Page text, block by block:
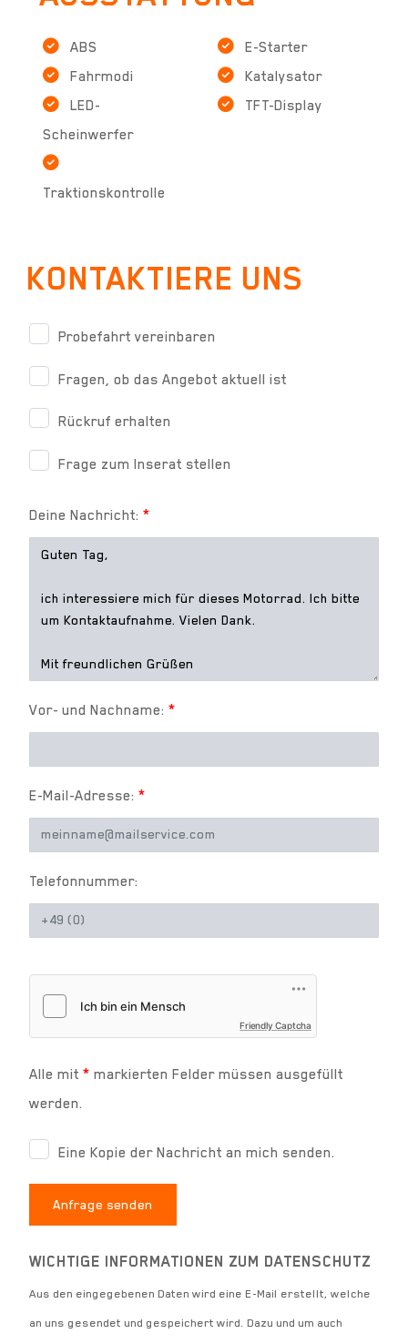
ABS
E-Starter
Fahrmodi
Katalysator
LED-
Scheinwerfer
TFT-Display
Traktionskontrolle
KONTAKTIERE UNS
Probefahrt vereinbaren
Fragen, ob das Angebot aktuell ist
Rückruf erhalten
Frage zum Inserat stellen
Deine Nachricht: *
Vor- und Nachname: *
E-Mail-Adresse: *
Telefonnummer:
Friendly Captcha
Alle mit * markierten Felder müssen ausgefüllt
werden.
Eine Kopie der Nachricht an mich senden.
Anfrage senden
WICHTIGE INFORMATIONEN ZUM DATENSCHUTZ
Aus den eingegebenen Daten wird eine E-Mail erstellt, welche
an uns gesendet und gespeichert wird. Dazu und um auch